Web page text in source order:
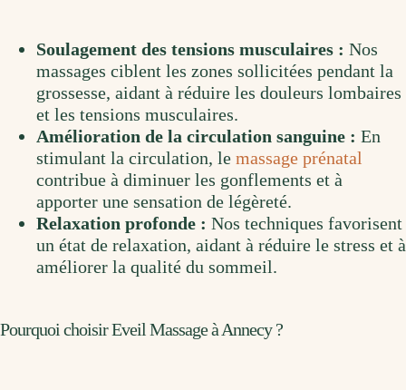
Soulagement des tensions musculaires : Nos
massages ciblent les zones sollicitées pendant la
grossesse, aidant à réduire les douleurs lombaires
et les tensions musculaires.
Amélioration de la circulation sanguine : En
stimulant la circulation, le massage prénatal
contribue à diminuer les gonflements et à
apporter une sensation de légèreté.
Relaxation profonde : Nos techniques favorisent
un état de relaxation, aidant à réduire le stress et à
améliorer la qualité du sommeil.
Pourquoi choisir Eveil Massage à Annecy ?